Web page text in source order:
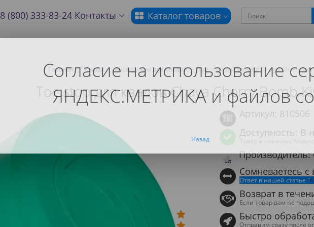
8 (800) 333-83-24 Контакты Каталог товаров
Главная Квады Аксессуары для квадов Toe stop для квадов Chaya Cherry
Toe stop для квадов Chaya Cherry Bomb
Артикул: 810506
Доступность: В
Производитель:
Сомневаетесь
Ответ в нашей статье "
Возврат в
Если товар вам не
Быстро
Отправим сразу после
Согласие на использование
ЯНДЕКС.МЕТРИКА и файлов
Назад